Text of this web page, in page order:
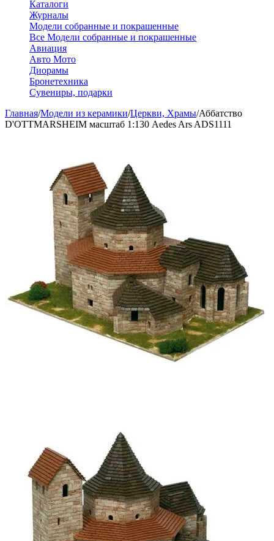
Каталоги
Журналы
Модели собранные и покрашенные
Все Модели собранные и покрашенные
Авиация
Авто Мото
Диорамы
Бронетехника
Сувениры, подарки
Главная/Модели из керамики/Церкви, Храмы/Аббатство
D'OTTMARSHEIM масштаб 1:130 Aedes Ars ADS1111